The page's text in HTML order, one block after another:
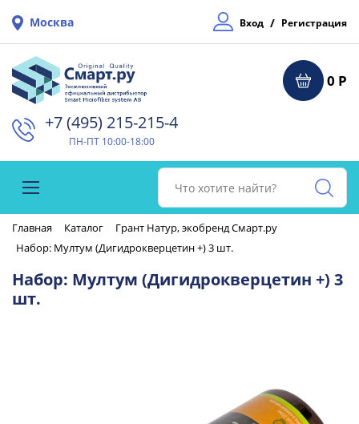
Москва Вход / Регистрация
0 Р
+7 (495) 215-215-4⁠
ПН-ПТ 10:00-18:00
Главная Каталог
Грант Натур, экобренд Смарт.ру
Набор: Мултум (Дигидрокверцетин +) 3 шт.
Набор: Мултум (Дигидрокверцетин +) 3
шт.